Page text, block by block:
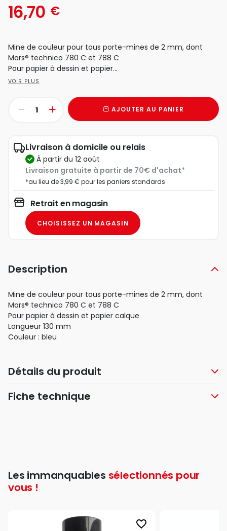
16,70 €
Mine de couleur pour tous porte-mines de 2 mm, dont
Mars® technico 780 C et 788 C
Pour papier à dessin et papier...
VOIR PLUS
AJOUTER AU PANIER
Livraison à domicile ou relais
à partir du 12 août
Livraison gratuite à partir de 70€ d'achat*
*au lieu de 3,99 € pour les paniers standards
Retrait en magasin
CHOISISSEZ UN MAGASIN
Description
Mine de couleur pour tous porte-mines de 2 mm, dont
Mars® technico 780 C et 788 C
Pour papier à dessin et papier calque
Longueur 130 mm
Couleur : bleu
Détails du produit
Fiche technique
Les immanquables sélectionnés pour
vous !
favorite_border